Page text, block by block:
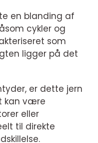
en blanding af
cykler og
som
ligger på det
er dette jern
kan være
eller
til direkte